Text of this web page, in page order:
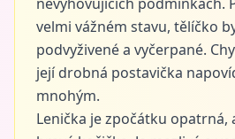
velmi vážném stavu, tělíčko
podvyživené a vyčerpané.
její drobná postavička
mnohým.
Lenička je zpočátku opatrná,